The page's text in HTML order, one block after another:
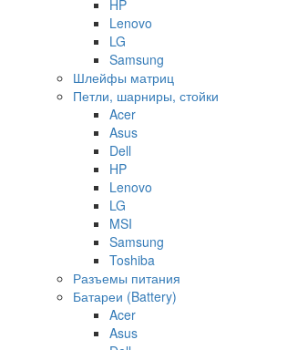
HP
Lenovo
LG
Samsung
Шлейфы матриц
Петли, шарниры, стойки
Acer
Asus
Dell
HP
Lenovo
LG
MSI
Samsung
Toshiba
Разъемы питания
Батареи (Battery)
Acer
Asus